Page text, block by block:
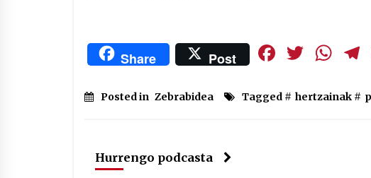
Share Post
Posted in Zebrabidea Tagged # hertzainak #
Hurrengo podcasta